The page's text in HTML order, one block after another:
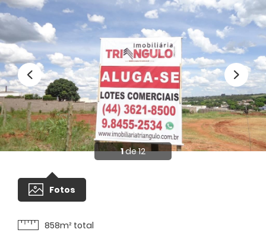
Anuncie
1de 12
Fotos
858m² total